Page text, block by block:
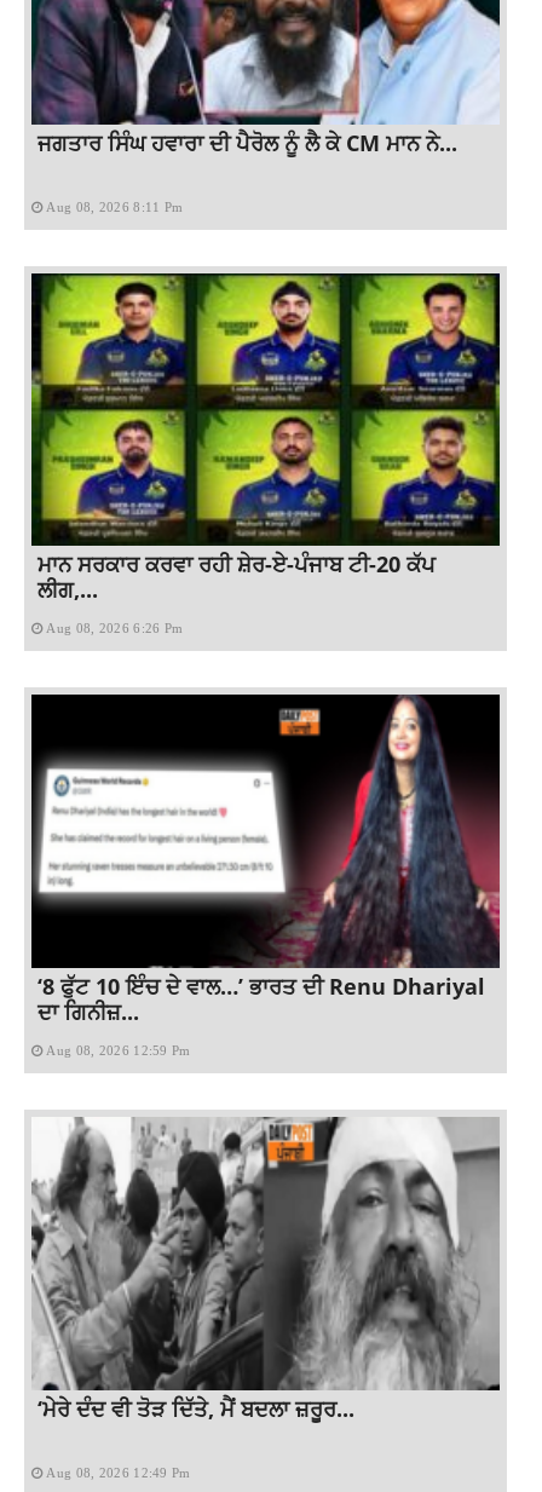
ਜਗਤਾਰ ਸਿੰਘ ਹਵਾਰਾ ਦੀ ਪੈਰੋਲ ਨੂੰ ਲੈ ਕੇ CM ਮਾਨ ਨੇ...
Aug 08, 2026 8:11 Pm
ਮਾਨ ਸਰਕਾਰ ਕਰਵਾ ਰਹੀ ਸ਼ੇਰ-ਏ-ਪੰਜਾਬ ਟੀ-20 ਕੱਪ
ਲੀਗ,...
Aug 08, 2026 6:26 Pm
‘8 ਫੁੱਟ 10 ਇੰਚ ਦੇ ਵਾਲ…’ ਭਾਰਤ ਦੀ Renu Dhariyal
ਦਾ ਗਿਨੀਜ਼...
Aug 08, 2026 12:59 Pm
‘ਮੇਰੇ ਦੰਦ ਵੀ ਤੋੜ ਦਿੱਤੇ, ਮੈਂ ਬਦਲਾ ਜ਼ਰੂਰ...
Aug 08, 2026 12:49 Pm